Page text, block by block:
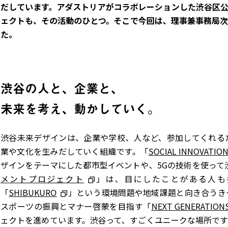
だしています。アダストリアがコラボレーションした渋谷区
ェクトも、その活動のひとつ。そこで今回は、理事兼事務局
た。
渋谷の人と、企業と、
未来を考え、動かしていく。
渋谷未来デザインは、企業や学校、人など、参加してくれ
業や文化を生みだしていく組織です。「SOCIAL
ザインをテーマにした都市型イベントや、5Gの技術を使っ
メントプロジェクト
」は、目にしたことがある人
「SHIBUKURO
」という環境問題や地域課題と向き合う
スポーツの振興とマナー啓蒙を目指す「NEXT
ェクトを進めています。渋谷って、すごくユニークな場所で